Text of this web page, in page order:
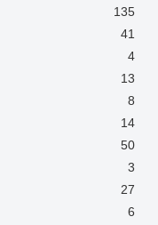
135
41
4
13
8
14
50
3
27
6